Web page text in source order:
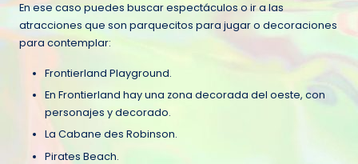
En ese caso puedes buscar espectáculos o ir a las
atracciones que son parquecitos para jugar o decoraciones
para contemplar:
Frontierland Playground.
En Frontierland hay una zona decorada del oeste, con
personajes y decorado.
La Cabane des Robinson.
Pirates Beach.